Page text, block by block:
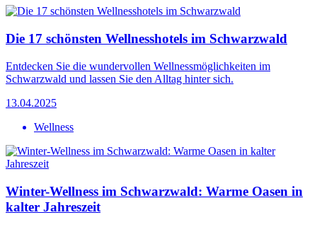
Die 17 schönsten Wellnesshotels im Schwarzwald
Entdecken Sie die wundervollen Wellnessmöglichkeiten im
Schwarzwald und lassen Sie den Alltag hinter sich.
13.04.2025
Wellness
Winter-Wellness im Schwarzwald: Warme Oasen in
kalter Jahreszeit